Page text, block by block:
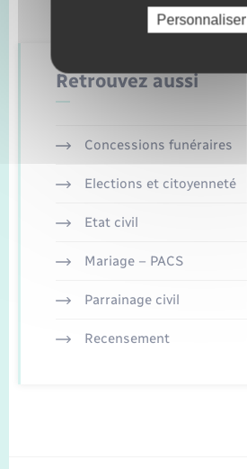
Retrouvez aussi
Concessions funéraires
Elections et citoyenneté
Etat civil
Mariage – PACS
Parrainage civil
Recensement
Personnaliser